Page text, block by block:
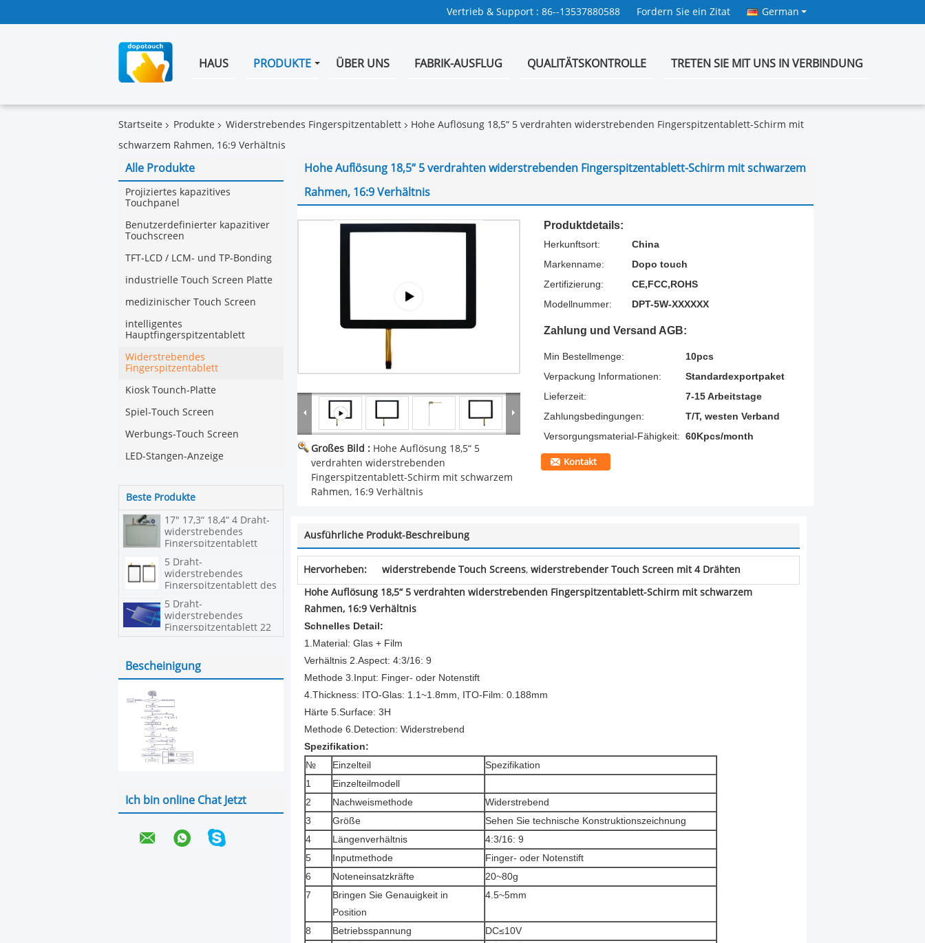
Vertrieb & Support : 86--13537880588 Fordern Sie ein Zitat German
HAUS PRODUKTE ÜBER UNS FABRIK-AUSFLUG QUALITÄTSKONTROLLE TRETEN SIE MIT UNS IN VERBINDUNG
Startseite Produkte Widerstrebendes Fingerspitzentablett
Hohe Auflösung 18,5“ 5 verdrahten widerstrebenden Fingerspitzentablett-Schirm mit
schwarzem Rahmen, 16:9 Verhältnis
Alle Produkte
Projiziertes kapazitives
Touchpanel
Benutzerdefinierter kapazitiver
Touchscreen
TFT-LCD / LCM- und TP-Bonding
industrielle Touch Screen Platte
medizinischer Touch Screen
intelligentes
Hauptfingerspitzentablett
Widerstrebendes
Fingerspitzentablett
Kiosk Tounch-Platte
Spiel-Touch Screen
Werbungs-Touch Screen
LED-Stangen-Anzeige
Beste Produkte
17" 17,3“ 18,4“ 4 Draht-
widerstrebendes
Fingerspitzentablett
5 Draht-
widerstrebendes
Fingerspitzentablett des
5 Draht-
widerstrebendes
Fingerspitzentablett 22
Zoll
Bescheinigung
Ich bin online Chat Jetzt
Hohe Auflösung 18,5“ 5 verdrahten widerstrebenden Fingerspitzentablett-Schirm mit schwarzem
Rahmen, 16:9 Verhältnis
Großes Bild : Hohe Auflösung 18,5“ 5
verdrahten widerstrebenden
Fingerspitzentablett-Schirm mit schwarzem
Rahmen, 16:9 Verhältnis
Produktdetails:
Herkunftsort:
China
Markenname:
Dopo touch
Zertifizierung:
CE,FCC,ROHS
Modellnummer:
DPT-5W-XXXXXX
Zahlung und Versand AGB:
Min Bestellmenge:
10pcs
Verpackung Informationen:
Standardexportpaket
Lieferzeit:
7-15 Arbeitstage
Zahlungsbedingungen:
T/T, westen Verband
Versorgungsmaterial-Fähigkeit: 60Kpcs/month
Kontakt
Ausführliche Produkt-Beschreibung
Hervorheben: widerstrebende Touch Screens, widerstrebender Touch Screen mit 4 Drähten
Hohe Auflösung 18,5“ 5 verdrahten widerstrebenden Fingerspitzentablett-Schirm mit schwarzem
Rahmen, 16:9 Verhältnis
Schnelles Detail:
1.Material: Glas + Film
Verhältnis 2.Aspect: 4:3/16: 9
Methode 3.Input: Finger- oder Notenstift
4.Thickness: ITO-Glas: 1.1~1.8mm, ITO-Film: 0.188mm
Härte 5.Surface: 3H
Methode 6.Detection: Widerstrebend
Spezifikation:
№
Einzelteil
Spezifikation
1
Einzelteilmodell
2
Nachweismethode
Widerstrebend
3
Größe
Sehen Sie technische Konstruktionszeichnung
4
Längenverhältnis
4:3/16: 9
5
Inputmethode
Finger- oder Notenstift
6
Noteneinsatzkräfte
20~80g
7
Bringen Sie Genauigkeit in
Position
4.5~5mm
8 Betriebsspannung
DC≤10V